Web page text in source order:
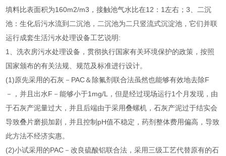
填料比表面积为160m2/m3，接触池气水比在12：1左右；3、二沉
池：生化后污水流到二沉池，二沉池为二只竖流式沉淀池，它们并联
运行成套生活污水处理设备工艺说明:
1、洗衣房污水处理设备，贯彻执行国家有关环境保护的政策，按照
国家颁布的有关法规、规范及标准进行设计。
(1)原先采用的石灰－PAC＆除氟剂联合法虽然也能够有效地去除F
－，并且出水F－能够小于1mg/L，但是经过现场运行1个月发现，由
于石灰产泥量过大，并且后端由于采用叠螺机，石灰产泥过于结实会
导致叠片磨损加剧，并且控制pH值不稳定，药剂整体费用偏高，导致
此方法不经济实惠。
(2)小试采用的PAC－改良硫酸铝联合法，采用三级工艺代替原有的石